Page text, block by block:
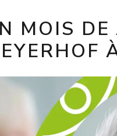
MOIS DE